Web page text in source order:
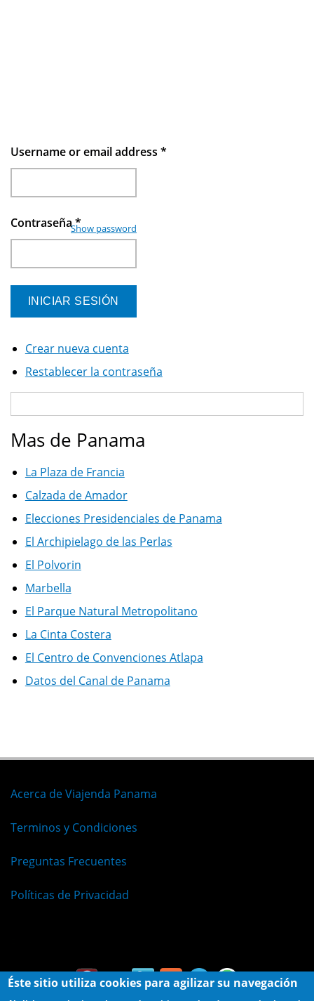
Username or email address *
Contraseña*
Show password
Crear nueva cuenta
Restablecer la contraseña
Mas de Panama
La Plaza de Francia
Calzada de Amador
Elecciones Presidenciales de Panama
El Archipielago de las Perlas
El Polvorin
Marbella
El Parque Natural Metropolitano
La Cinta Costera
El Centro de Convenciones Atlapa
Datos del Canal de Panama
Acerca de Viajenda Panama
Terminos y Condiciones
Preguntas Frecuentes
Políticas de Privacidad
Éste sitio utiliza cookies para agilizar su navegación